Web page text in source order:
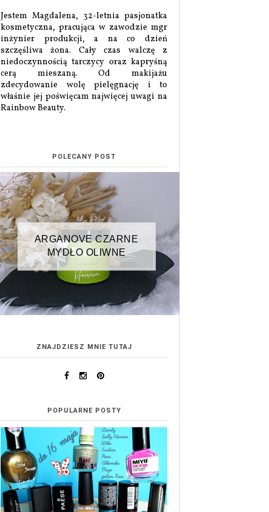
Jestem Magdalena, 32-letnia pasjonatka
kosmetyczna, pracująca w zawodzie mgr
inżynier produkcji, a na co dzień
szczęśliwa żona. Cały czas walczę z
niedoczynnością tarczycy oraz kapryśną
cerą mieszaną. Od makijażu
zdecydowanie wolę pielęgnację i to
właśnie jej poświęcam najwięcej uwagi na
Rainbow Beauty.
POLECANY POST
ARGANOVE CZARNE
MYDŁO OLIWNE
ZNAJDZIESZ MNIE TUTAJ
POPULARNE POSTY